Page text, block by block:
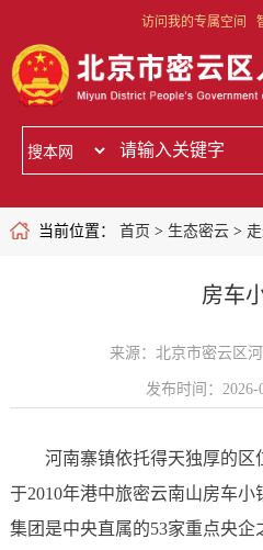
访问我的专属空间
当前位置： 首页 > 生态密云>
房车
来源：北京市密云区
发布时间：2026-
河南寨镇依托得天独厚的区
于2010年港中旅密云南山房车
集团是中央直属的53家重点央